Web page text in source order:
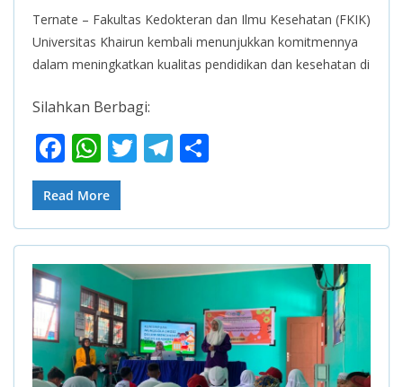
Ternate – Fakultas Kedokteran dan Ilmu Kesehatan (FKIK)
Universitas Khairun kembali menunjukkan komitmennya
dalam meningkatkan kualitas pendidikan dan kesehatan di
Silahkan Berbagi:
F
ac
e
b
o
o
k
W
h
at
s
A
p
p
T
er
T
gr
a
e
Read More